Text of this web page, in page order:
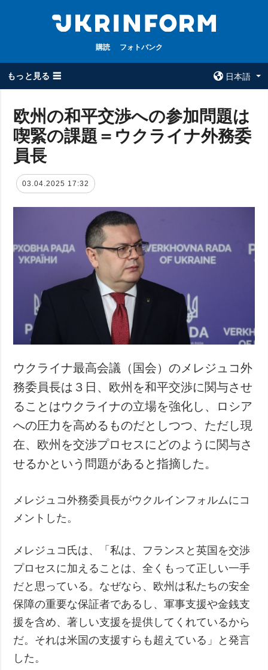
購読 フォトバンク
もっと見る ☰
日本語
全てのトピック
戦争
政治
経済・復興
社会・文化
スポーツ
事故・緊急事態
ウクルインフォ
ルム
追加
特集
インタビュー
写真
動画
サービス
購読
フォトバンク
欧州の和平交渉への参加問題は
喫緊の課題＝ウクライナ外務委
員長
03.04.2025 17:32
ウクライナ最高会議（国会）のメレジュコ外
務委員長は３日、欧州を和平交渉に関与させ
ることはウクライナの立場を強化し、ロシア
への圧力を高めるものだとしつつ、ただし現
在、欧州を交渉プロセスにどのように関与さ
せるかという問題があると指摘した。
メレジュコ外務委員長がウクルインフォルムにコ
メントした。
メレジュコ氏は、「私は、フランスと英国を交渉
プロセスに加えることは、全くもって正しい一手
だと思っている。なぜなら、欧州は私たちの安全
保障の重要な保証者であるし、軍事支援や金銭支
援を含め、著しい支援を提供してくれているから
だ。それは米国の支援すらも超えている」と発言
した。